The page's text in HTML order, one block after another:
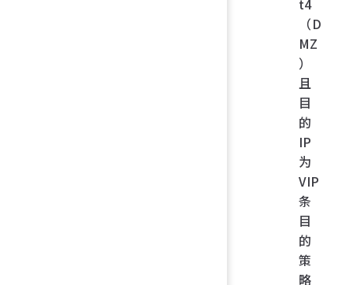
t4
（D
MZ
）
且
目
的
IP
为
VIP
条
目
的
策
略